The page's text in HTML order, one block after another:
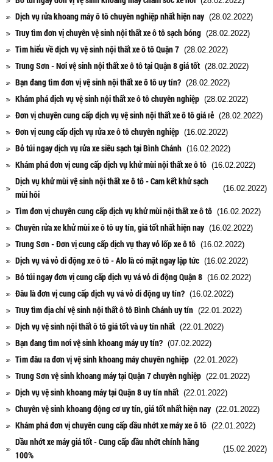
Dịch vụ rửa khoang máy ô tô chuyên nghiệp nhất hiện nay (28.02.2022)
Truy tìm đơn vị chuyên vệ sinh nội thất xe ô tô sạch bóng (28.02.2022)
Tìm hiểu về dịch vụ vệ sinh nội thất xe ô tô Quận 7 (28.02.2022)
Trung Sơn - Nơi vệ sinh nội thất xe ô tô tại Quận 8 giá tốt (28.02.2022)
Bạn đang tìm đơn vị vệ sinh nội thất xe ô tô uy tín? (28.02.2022)
Khám phá dịch vụ vệ sinh nội thất xe ô tô chuyên nghiệp (28.02.2022)
Đơn vị chuyên cung cấp dịch vụ vệ sinh nội thất xe ô tô giá rẻ (28.02.2022)
Đơn vị cung cấp dịch vụ rửa xe ô tô chuyên nghiệp (16.02.2022)
Bỏ túi ngay dịch vụ rửa xe siêu sạch tại Bình Chánh (16.02.2022)
Khám phá đơn vị cung cấp dịch vụ khử mùi nội thất xe ô tô (16.02.2022)
Dịch vụ khử mùi vệ sinh nội thất xe ô tô - Cam kết khử sạch
mùi hôi
(16.02.2022)
Tìm đơn vị chuyên cung cấp dịch vụ khử mùi nội thất xe ô tô (16.02.2022)
Chuyên rửa xe khử mùi xe ô tô uy tín, giá tốt nhất hiện nay (16.02.2022)
Trung Sơn - Đơn vị cung cấp dịch vụ thay vỏ lốp xe ô tô (16.02.2022)
Dịch vụ vá vỏ di động xe ô tô - Alo là có mặt ngay lập tức (16.02.2022)
Bỏ túi ngay đơn vị cung cấp dịch vụ vá vỏ di động Quận 8 (16.02.2022)
Đâu là đơn vị cung cấp dịch vụ vá vỏ di động uy tín? (16.02.2022)
Truy tìm địa chỉ vệ sinh nội thất ô tô Bình Chánh uy tín (22.01.2022)
Dịch vụ vệ sinh nội thất ô tô giá tốt và uy tín nhất (22.01.2022)
Bạn đang tìm nơi vệ sinh khoang máy uy tín? (07.02.2022)
Tìm đâu ra đơn vị vệ sinh khoang máy chuyên nghiệp (22.01.2022)
Trung Sơn vệ sinh khoang máy tại Quận 7 chuyên nghiệp (22.01.2022)
Dịch vụ vệ sinh khoang máy tại Quận 8 uy tín nhất (22.01.2022)
Chuyên vệ sinh khoang động cơ uy tín, giá tốt nhất hiện nay (22.01.2022)
Khám phá đơn vị chuyên cung cấp dầu nhớt xe máy xe ô tô (22.01.2022)
Dầu nhớt xe máy giá tốt - Cung cấp dầu nhớt chính hãng
100%
(15.02.2022)